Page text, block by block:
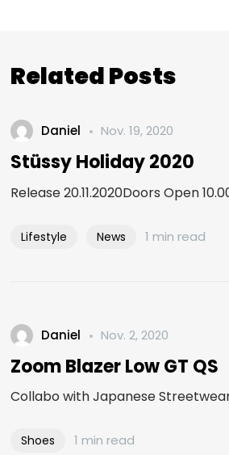
Related Posts
Daniel Nov. 19, 2020
Stüssy Holiday 2020
Release 20.11.2020Doors Open
Lifestyle News 1 min read
Daniel Nov. 2, 2020
Zoom Blazer Low GT QS
Collabo with Japanese
Shoes 1 min read